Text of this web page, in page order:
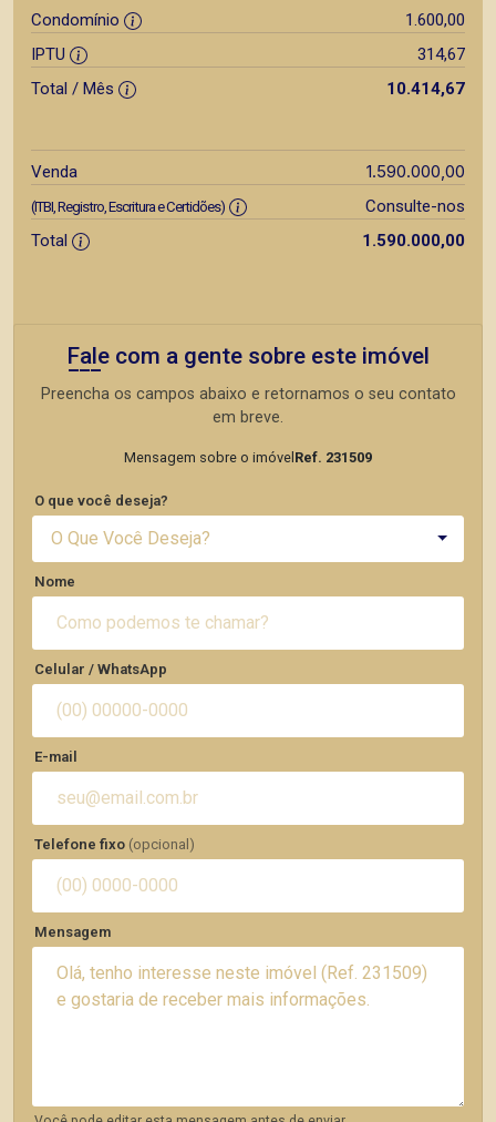
Condomínio
1.600,00
IPTU
314,67
Total / Mês
10.414,67
Venda 1.590.000,00
(ITBI, Registro, Escritura e Certidões)
Consulte-nos
Total
1.590.000,00
Fale com a gente sobre este imóvel
Preencha os campos abaixo e retornamos o seu contato
em breve.
Mensagem sobre o imóvel Ref. 231509
O que você deseja?
O Que Você Deseja?
Nome
Celular / WhatsApp
E-mail
Telefone fixo (opcional)
Mensagem